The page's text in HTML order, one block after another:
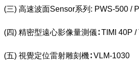
(三) 高速波面Sensor系列: PWS-500 /
(四) 精密型遠心影像量測儀∶ TIMI 40P /
(五) 視覺定位雷射雕刻機∶ VLM-1030